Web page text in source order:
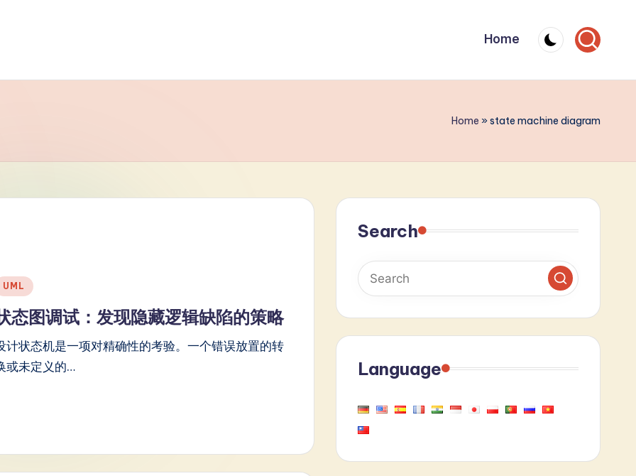
Home
Home »state machine diagram
UML
态图调试：发现隐藏逻辑缺陷的策略
计状态机是一项对精确性的考验。一个错误放置的转
或未定义的…
Search
Language